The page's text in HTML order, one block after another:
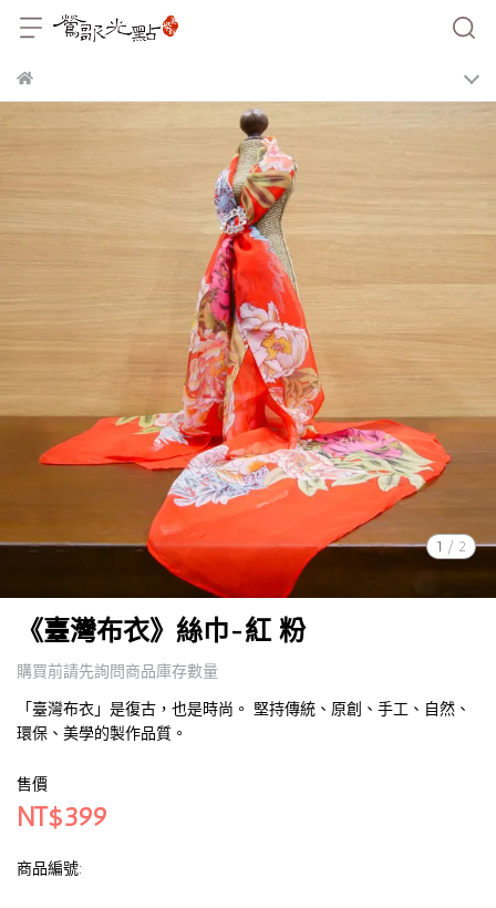
1 / 2
《臺灣布衣》絲巾-紅 粉
購買前請先詢問商品庫存數量
「臺灣布衣」是復古，也是時尚。 堅持傳統、原創、手工、自然、
環保、美學的製作品質。
售價
NT$399
商品編號: